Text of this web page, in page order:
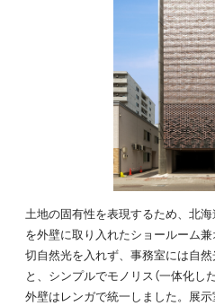
土地の固有性を表現するため、北
を外壁に取り入れたショールーム
切自然光を入れず、事務室には自然
と、シンプルでモノリス（一体化し
外壁はレンガで統一しました。展